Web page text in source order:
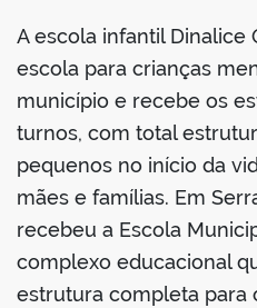
A escola infantil Dinalice
escola para crianças
município e recebe os
turnos, com total
pequenos no início da
mães e famílias. Em
recebeu a Escola
complexo educacional
estrutura completa para